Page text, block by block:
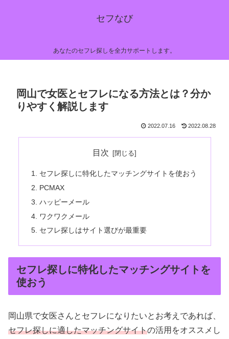
セフなび
あなたのセフレ探しを全力サポートします。
岡山で女医とセフレになる方法とは？分か
りやすく解説します
2022.07.16 2022.08.28
目次
セフレ探しに特化したマッチングサイトを使おう
PCMAX
ハッピーメール
ワクワクメール
セフレ探しはサイト選びが最重要
セフレ探しに特化したマッチングサイトを
使おう
岡山県で女医さんとセフレになりたいとお考えであれば、
セフレ探しに適したマッチングサイトの活用をオススメし